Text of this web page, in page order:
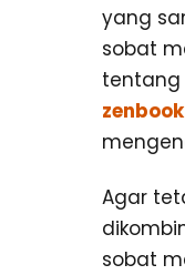
yang
sobat
Agar
sobat